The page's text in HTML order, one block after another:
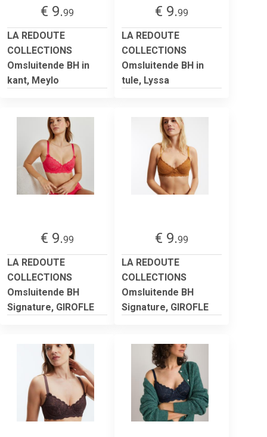
€ 9.99
LA REDOUTE
COLLECTIONS
Omsluitende BH in
kant, Meylo
€ 9.99
LA REDOUTE
COLLECTIONS
Omsluitende BH in
tule, Lyssa
€ 9.99
LA REDOUTE
COLLECTIONS
Omsluitende BH
Signature, GIROFLE
€ 9.99
LA REDOUTE
COLLECTIONS
Omsluitende BH
Signature, GIROFLE